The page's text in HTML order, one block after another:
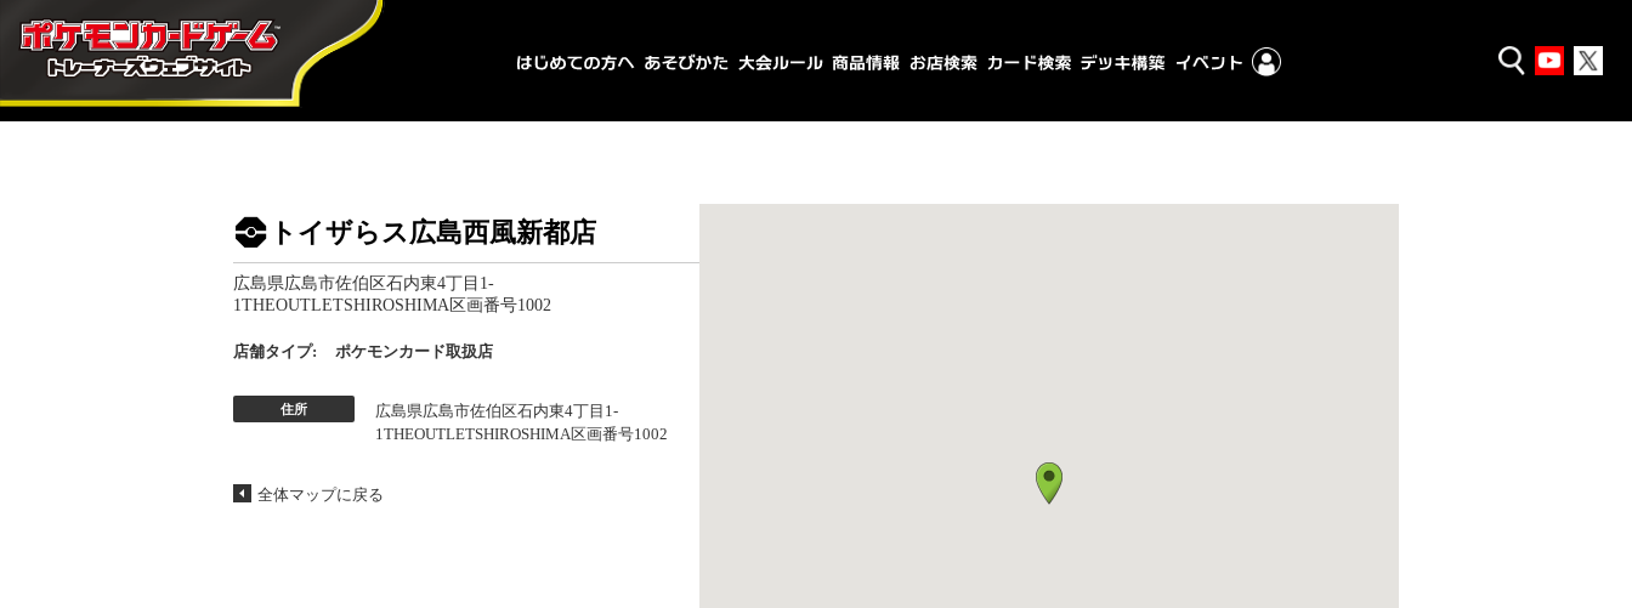
トイザらス広島西風新都店
広島県広島市佐伯区石内東4丁目1-
1THEOUTLETSHIROSHIMA区画番号1002
店舗タイプ: ポケモンカード取扱店
住所
広島県広島市佐伯区石内東4丁目1-
1THEOUTLETSHIROSHIMA区画番号1002
全体マップに戻る